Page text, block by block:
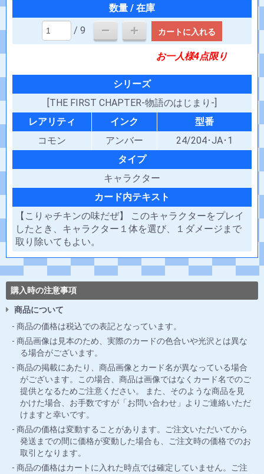
/ 9 カートに入れる
お一人様4点限り
シリーズ
[THE FIRST CHAPTER-物語のはじまり-]
レアリティ
インク
型番
コモン
アンバー
24/204･JA･1
タイプ
キャラクター
カード内テキスト
【こりゃチキンの味だぜ】 このキャラクターをプレイ
したとき、キャラクター１体を選び、１ダメージまで
取り除いてもよい。
購入時の注意事項
商品について
商品の価格は税込での表記となっています。
商品画像は見本のため、実際のカードの色合いや光沢とは異な
る場合がございます。
商品の掲載にあたり、商品画像とカード名が異なっている場合
がございます。この場合、商品は画像ではなくカード名でのご
提供となるためご注意ください。 また、そのような商品を見
かけた場合、お手数ですが「お問い合わせ」よりご連絡いただ
けますと幸いです。
商品の価格は変動することがあります。ご注文いただいてから
発送までの間に価格が変動した場合も、ご注文時の価格でのお
取引となります。
商品の価格はカートに入れた時点では確定していません。ご注